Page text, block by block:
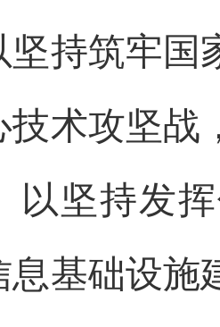
坚持筑牢国
技术攻坚战
以坚持发
息基础设施